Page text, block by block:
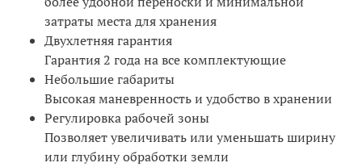
затраты места для хранения
Двухлетняя гарантия
Гарантия 2 года на все комплектующие
Небольшие габариты
Высокая маневренность и удобство в хранении
Регулировка рабочей зоны
Позволяет увеличивать или уменьшать ширину
или глубину обработки земли